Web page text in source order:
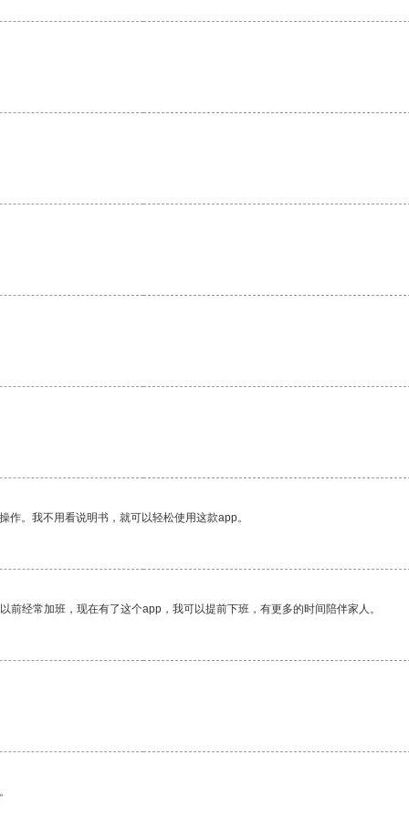
。我不用看说明书，就可以轻松使用这款app。
经常加班，现在有了这个app，我可以提前下班，有更多的时间陪伴家人。